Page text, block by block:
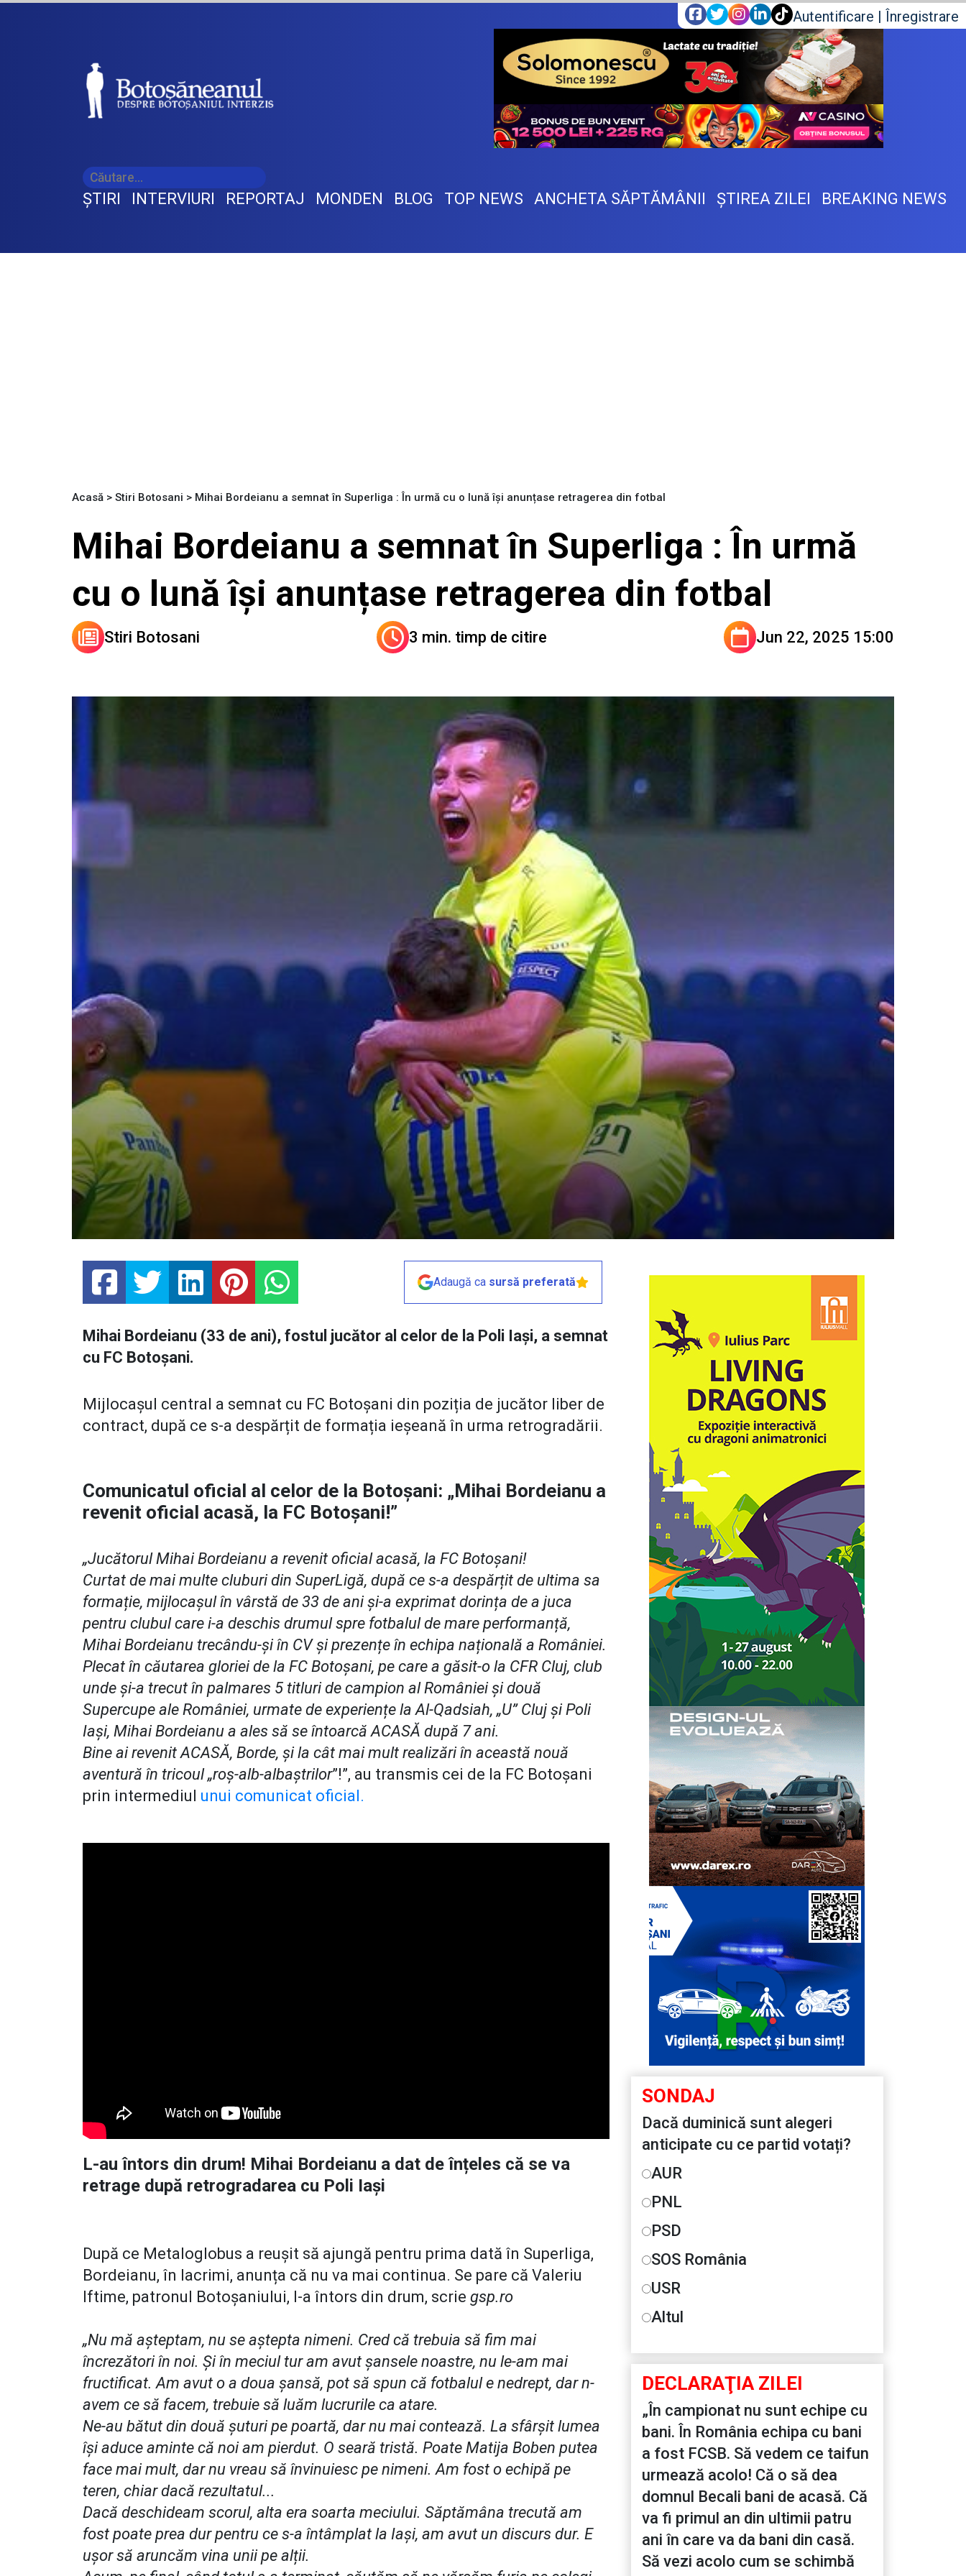
Autentificare | Înregistrare
ŞTIRI INTERVIURI REPORTAJ MONDEN BLOG TOP NEWS ANCHETA SĂPTĂMÂNII ŞTIREA ZILEI BREAKING NEWS
Acasă > Stiri Botosani > Mihai Bordeianu a semnat în Superliga : În urmă cu o lună își anunțase retragerea din fotbal
Mihai Bordeianu a semnat în Superliga : În urmă
cu o lună își anunțase retragerea din fotbal
Stiri Botosani 3 min. timp de citire Jun 22, 2025 15:00
Adaugă ca sursă preferată
Mihai Bordeianu (33 de ani), fostul jucător al celor de la Poli Iași, a semnat
cu FC Botoșani.
Mijlocașul central a semnat cu FC Botoșani din poziția de jucător liber de
contract, după ce s-a despărțit de formația ieșeană în urma retrogradării.
Comunicatul oficial al celor de la Botoșani: „Mihai Bordeianu a
revenit oficial acasă, la FC Botoșani!”
„Jucătorul Mihai Bordeianu a revenit oficial acasă, la FC Botoșani!
Curtat de mai multe cluburi din SuperLigă, după ce s-a despărțit de ultima sa
formație, mijlocașul în vârstă de 33 de ani și-a exprimat dorința de a juca
pentru clubul care i-a deschis drumul spre fotbalul de mare performanță,
Mihai Bordeianu trecându-și în CV și prezențe în echipa națională a României.
Plecat în căutarea gloriei de la FC Botoșani, pe care a găsit-o la CFR Cluj, club
unde și-a trecut în palmares 5 titluri de campion al României și două
Supercupe ale României, urmate de experiențe la Al-Qadsiah, „U” Cluj și Poli
Iași, Mihai Bordeianu a ales să se întoarcă ACASĂ după 7 ani.
Bine ai revenit ACASĂ, Borde, și la cât mai mult realizări în această nouă
aventură în tricoul „roș-alb-albaștrilor”!”, au transmis cei de la FC Botoșani
prin intermediul unui comunicat oficial.
L-au întors din drum! Mihai Bordeianu a dat de înțeles că se va
retrage după retrogradarea cu Poli Iași
După ce Metaloglobus a reușit să ajungă pentru prima dată în Superliga,
Bordeianu, în lacrimi, anunța că nu va mai continua. Se pare că Valeriu
Iftime, patronul Botoșaniului, l-a întors din drum, scrie gsp.ro
„Nu mă așteptam, nu se aștepta nimeni. Cred că trebuia să fim mai
încrezători în noi. Și în meciul tur am avut șansele noastre, nu le-am mai
fructificat. Am avut o a doua șansă, pot să spun că fotbalul e nedrept, dar n-
avem ce să facem, trebuie să luăm lucrurile ca atare.
Ne-au bătut din două șuturi pe poartă, dar nu mai contează. La sfârșit lumea
își aduce aminte că noi am pierdut. O seară tristă. Poate Matija Boben putea
face mai mult, dar nu vreau să învinuiesc pe nimeni. Am fost o echipă pe
teren, chiar dacă rezultatul...
Dacă deschideam scorul, alta era soarta meciului. Săptămâna trecută am
fost poate prea dur pentru ce s-a întâmplat la Iași, am avut un discurs dur. E
ușor să aruncăm vina unii pe alții.
SONDAJ
Dacă duminică sunt alegeri
anticipate cu ce partid votați?
AUR
PNL
PSD
SOS România
USR
Altul
DECLARAŢIA ZILEI
„În campionat nu sunt echipe cu
bani. În România echipa cu bani
a fost FCSB. Să vedem ce taifun
urmează acolo! Că o să dea
domnul Becali bani de acasă. Că
va fi primul an din ultimii patru
ani în care va da bani din casă.
Să vezi acolo cum se schimbă